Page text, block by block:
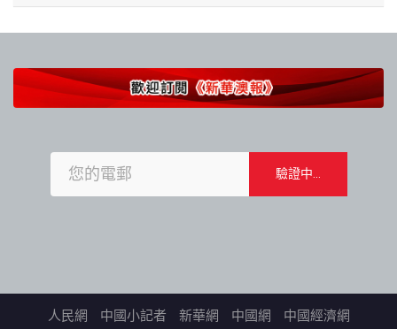
人民網 中國小記者 新華網 中國網 中國經濟網